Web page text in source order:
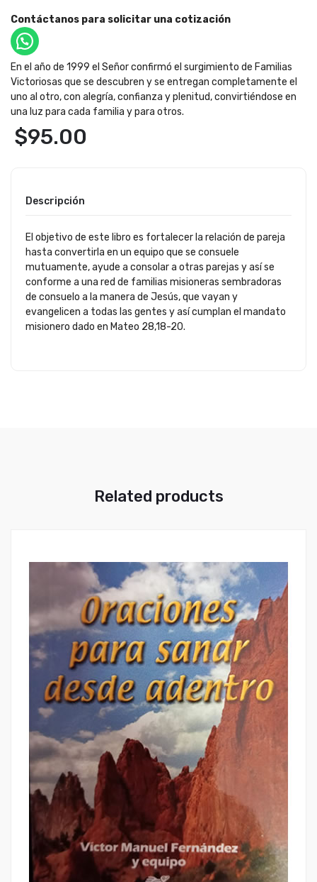
Contáctanos para solicitar una cotización
En el año de 1999 el Señor confirmó el surgimiento de Familias
Victoriosas que se descubren y se entregan completamente el
uno al otro, con alegría, confianza y plenitud, convirtiéndose en
una luz para cada familia y para otros.
$95.00
Descripción
El objetivo de este libro es fortalecer la relación de pareja
hasta convertirla en un equipo que se consuele
mutuamente, ayude a consolar a otras parejas y así se
conforme a una red de familias misioneras sembradoras
de consuelo a la manera de Jesús, que vayan y
evangelicen a todas las gentes y así cumplan el mandato
misionero dado en Mateo 28,18-20.
Related products